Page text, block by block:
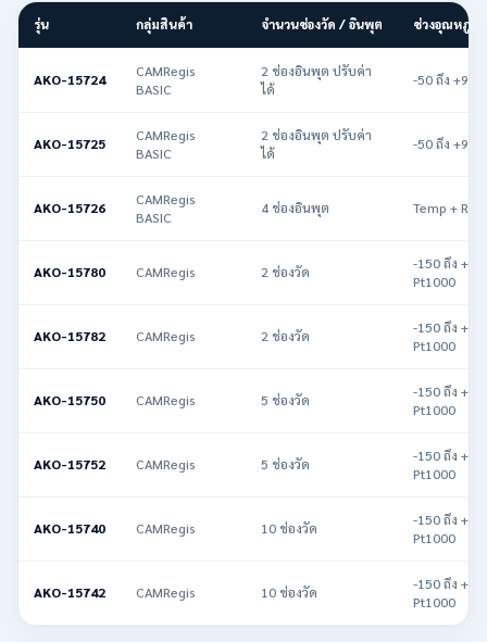
รุ่น กลุ่มสินค้า จำนวนช่องวัด / อินพุต ช่วงอุณหภูมิ
AKO-15724
CAMRegis
BASIC
2 ช่องอินพุต ปรับค่า
ได้
-50 ถึง +99.9
AKO-15725
CAMRegis
BASIC
2 ช่องอินพุต ปรับค่า
ได้
-50 ถึง +99.9
AKO-15726
CAMRegis
BASIC
4 ช่องอินพุต Temp + RH
AKO-15780 CAMRegis 2 ช่องวัด
-150 ถึง
Pt1000
AKO-15782 CAMRegis 2 ช่องวัด
-150 ถึง
Pt1000
AKO-15750 CAMRegis 5 ช่องวัด
-150 ถึง
Pt1000
AKO-15752 CAMRegis 5 ช่องวัด
-150 ถึง
Pt1000
AKO-15740 CAMRegis 10 ช่องวัด
-150 ถึง
Pt1000
AKO-15742 CAMRegis 10 ช่องวัด
-150 ถึง
Pt1000